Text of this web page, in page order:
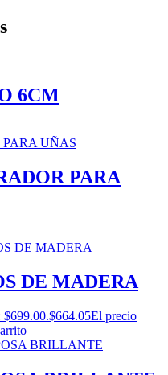
6CM
PARA
DE MADERA
$699.00.$664.05El precio